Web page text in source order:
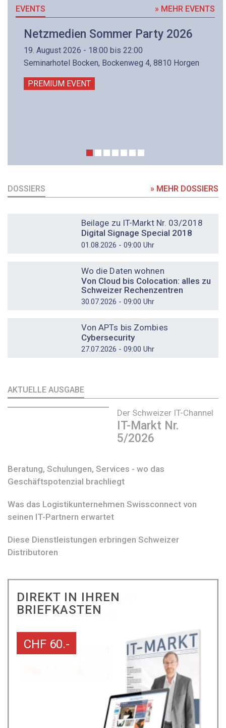
EVENTS » MEHR EVENTS
Netzmedien Sommer Party 2026
19. August 2026 - 18:00 bis 22:00
Seminarhotel Bocken, Bockenweg 4, 8810 Horgen
PREMIUM EVENT
DOSSIERS » MEHR DOSSIERS
Beilage zu IT-Markt Nr. 03/2018
Digital Signage Special 2018
01.08.2026 - 09:00 Uhr
Wo die Daten wohnen
Von Cloud bis Colocation: alles zu
Schweizer Rechenzentren
30.07.2026 - 09:00 Uhr
Von APTs bis Zombies
Cybersecurity
27.07.2026 - 09:00 Uhr
AKTUELLE AUSGABE
Der Schweizer IT-Channel
IT-Markt Nr.
5/2026
Beratung, Schulungen, Services - wo das
Geschäftspotenzial brachliegt
Was das Logistikunternehmen Swissconnect von
seinen IT-Partnern erwartet
Diese Dienstleistungen erbringen Schweizer
Distributoren
DIREKT IN IHREN
BRIEFKASTEN
CHF 60.-